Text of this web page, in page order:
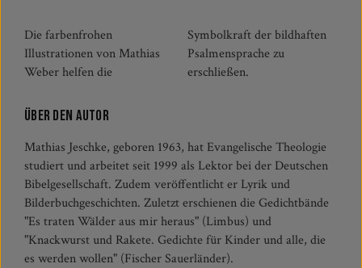
Die farbenfrohen
Illustrationen von Mathias
Weber helfen die
Symbolkraft der bildhaften
Psalmensprache zu
erschließen.
Über den Autor
Mathias Jeschke, geboren 1963, hat Evangelische Theologie
studiert und arbeitet seit 1999 als Lektor bei der Deutschen
Bibelgesellschaft. Zudem veröffentlicht er Lyrik und
Bilderbuchgeschichten. Zuletzt erschienen die Gedichtbände
"Es traten Wälder aus mir heraus" (Limbus) und
"Knackwurst und Rakete. Gedichte für Kinder und alle, die
es werden wollen" (Fischer Sauerländer).